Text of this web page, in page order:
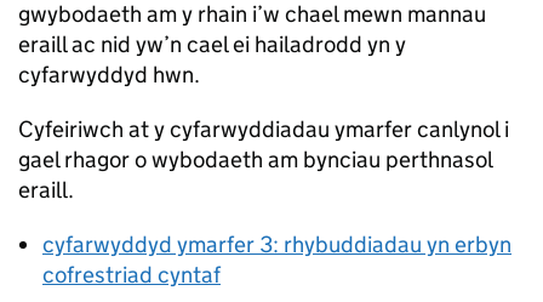
gwybodaeth am y rhain i’w chael mewn mannau
eraill ac nid yw’n cael ei hailadrodd yn y
cyfarwyddyd hwn.
Cyfeiriwch at y cyfarwyddiadau ymarfer canlynol i
gael rhagor o wybodaeth am bynciau perthnasol
eraill.
cyfarwyddyd ymarfer 3: rhybuddiadau yn erbyn
cofrestriad cyntaf